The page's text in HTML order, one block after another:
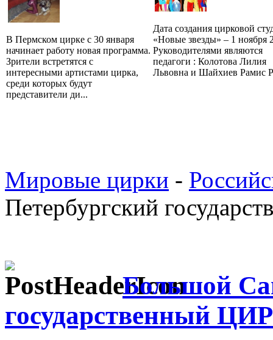
В Пермском цирке с 30 января
начинает работу новая программа.
Зрители встретятся с
интересными артистами цирка,
среди которых будут
представители ди...
Дата создания цирковой
«Новые звезды» – 1 ноября
Руководителями являются
педагоги : Колотова Лилия
Львовна и Шайхиев Рамис
Мировые цирки -
Петербургский
Большой
государственный